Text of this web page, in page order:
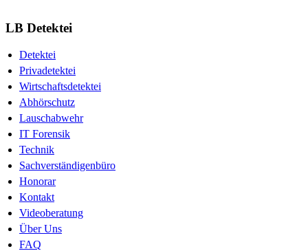
LB Detektei
Detektei
Privadetektei
Wirtschaftsdetektei
Abhörschutz
Lauschabwehr
IT Forensik
Technik
Sachverständigenbüro
Honorar
Kontakt
Videoberatung
Über Uns
FAQ